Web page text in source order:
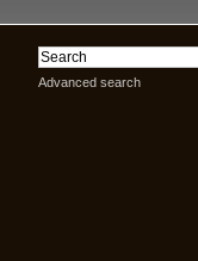
Advanced search